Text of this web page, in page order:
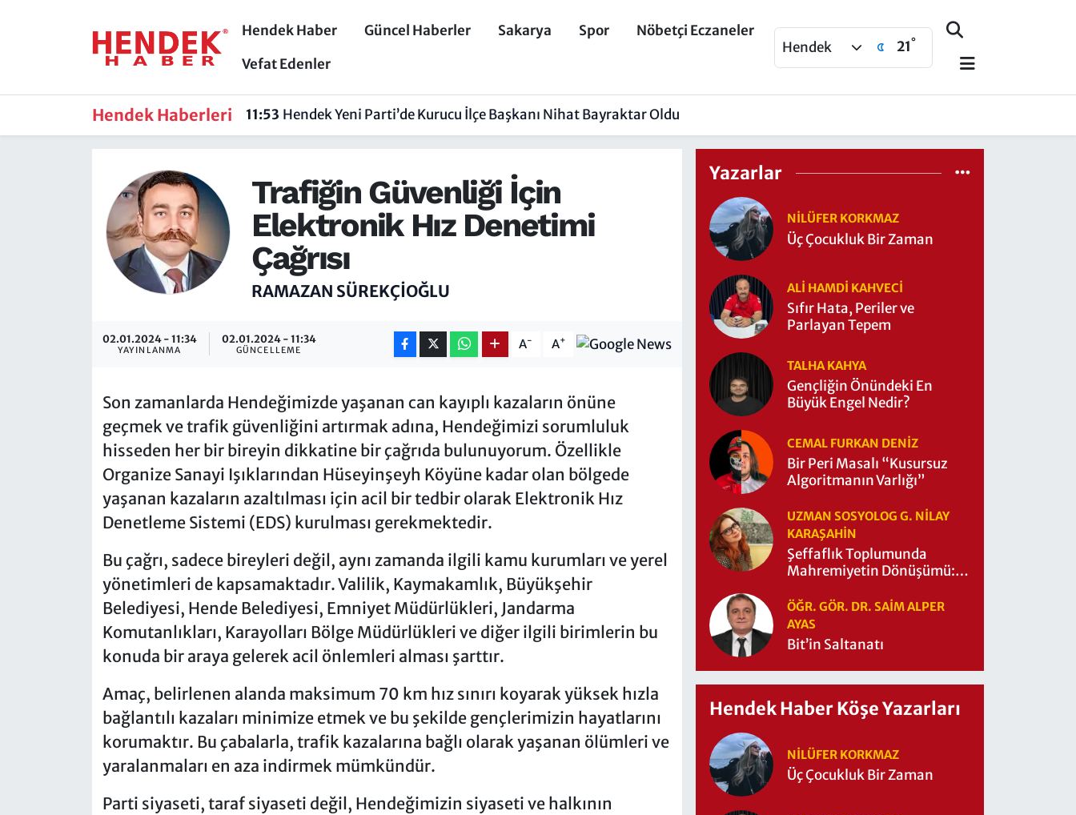
Hendek Haber Güncel Haberler Sakarya Spor
Nöbetçi Eczaneler
Vefat Edenler
Hendek 21°
Hendek Haberleri 11:53 Hendek Yeni Parti’de Kurucu İlçe Başkanı Nihat Bayraktar Oldu
Trafiğin Güvenliği İçin
Elektronik Hız Denetimi
Çağrısı
RAMAZAN SÜREKÇIOĞLU
02.01.2024 - 11:34
YAYINLANMA
02.01.2024 - 11:34
GÜNCELLEME A- A+
Son zamanlarda Hendeğimizde yaşanan can kayıplı kazaların önüne
geçmek ve trafik güvenliğini artırmak adına, Hendeğimizi sorumluluk
hisseden her bir bireyin dikkatine bir çağrıda bulunuyorum. Özellikle
Organize Sanayi Işıklarından Hüseyinşeyh Köyüne kadar olan bölgede
yaşanan kazaların azaltılması için acil bir tedbir olarak Elektronik Hız
Denetleme Sistemi (EDS) kurulması gerekmektedir.
Bu çağrı, sadece bireyleri değil, aynı zamanda ilgili kamu kurumları ve yerel
yönetimleri de kapsamaktadır. Valilik, Kaymakamlık, Büyükşehir
Belediyesi, Hende Belediyesi, Emniyet Müdürlükleri, Jandarma
Komutanlıkları, Karayolları Bölge Müdürlükleri ve diğer ilgili birimlerin bu
konuda bir araya gelerek acil önlemleri alması şarttır.
Amaç, belirlenen alanda maksimum 70 km hız sınırı koyarak yüksek hızla
bağlantılı kazaları minimize etmek ve bu şekilde gençlerimizin hayatlarını
korumaktır. Bu çabalarla, trafik kazalarına bağlı olarak yaşanan ölümleri ve
yaralanmaları en aza indirmek mümkündür.
Parti siyaseti, taraf siyaseti değil, Hendeğimizin siyaseti ve halkının
Yazarlar
NILÜFER KORKMAZ
Üç Çocukluk Bir Zaman
ALI HAMDI KAHVECİ
Sıfır Hata, Periler ve
Parlayan Tepem
TALHA KAHYA
Gençliğin Önündeki En
Büyük Engel Nedir?
CEMAL FURKAN DENİZ
Bir Peri Masalı “Kusursuz
Algoritmanın Varlığı”
UZMAN SOSYOLOG G. NILAY
KARAŞAHİN
Şeffaflık Toplumunda
Mahremiyetin Dönüşümü:
Zaman Yıkıldı?
ÖĞR. GÖR. DR. SAIM ALPER
AYAS
Bit’in Saltanatı
Hendek Haber Köşe Yazarları
NILÜFER KORKMAZ
Üç Çocukluk Bir Zaman
Hendek Haber
Nöbetçi Eczaneler
Vefat Edenler
Hendek Haber
Hakkında
Hendek Haber Reklam Servisi
Sakarya Nöbetçi Eczaneler
Süper Lig Puan Durumu ve Fikstür
Tüm Manşetler
Son Dakika Haberleri